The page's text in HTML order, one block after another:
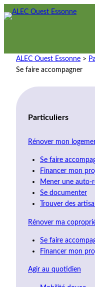
ALEC Ouest Essonne >
Se faire accompagner
Particuliers
Rénover mon
Se faire
Financer mon
Mener une auto-
Se documenter
Trouver des
Rénover ma
Se faire
Financer mon
Agir au quotidien